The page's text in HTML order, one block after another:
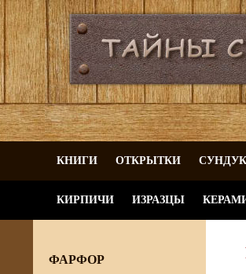
КНИГИ ОТКРЫТКИ
КИРПИЧИ ИЗРАЗЦЫ
ФАРФОР